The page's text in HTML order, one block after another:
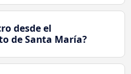
desde el
de Santa María?